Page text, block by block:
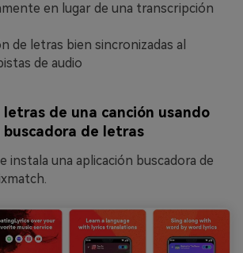
en lugar de una transcripción
de letras bien sincronizadas al
de audio
de una canción usando
buscadora de letras
instala una aplicación buscadora de